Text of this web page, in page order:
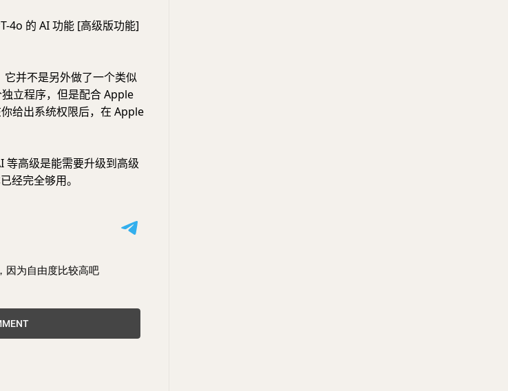
4o 的 AI 功能 [高级版功能]
并不是另外做了一个类似
立程序，但是配合 Apple
给出系统权限后，在 Apple
高级是能需要升级到高级
经完全够用。